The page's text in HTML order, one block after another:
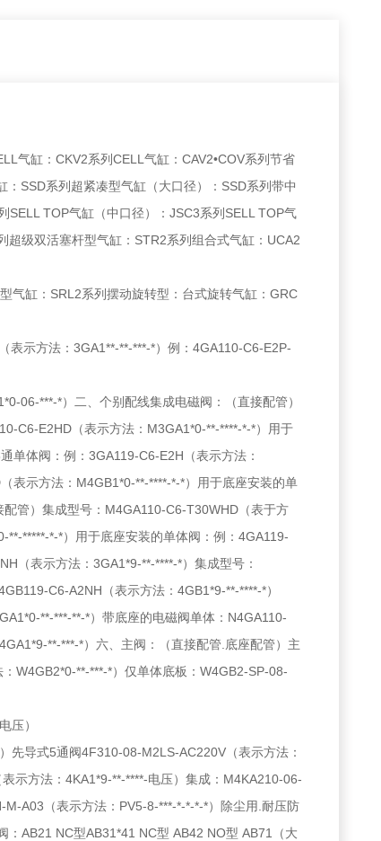
气缸：CKV2系列CELL气缸：CAV2•COV系列节省
SSD系列超紧凑型气缸（大口径）：SSD系列带中
SELL TOP气缸（中口径）：JSC3系列SELL TOP气
超级双活塞杆型气缸：STR2系列组合式气缸：UCA2
气缸：SRL2系列摆动旋转型：台式旋转气缸：GRC
示方法：3GA1**-**-***-*）例：4GA110-C6-E2P-
06-***-*）二、个别配线集成电磁阀：（直接配管）
C6-E2HD（表示方法：M3GA1*0-**-****-*-*）用于
单体阀：例：3GA119-C6-E2H（表示方法：
表示方法：M4GB1*0-**-****-*-*）用于底座安装的单
管）集成型号：M4GA110-C6-T30WHD（表于方
*****-*-*）用于底座安装的单体阀：例：4GA119-
（表示方法：3GA1*9-**-****-*）集成型号：
C6-A2NH（表示方法：4GB1*9-**-****-*）
**-***-**-*）带底座的电磁阀单体：N4GA110-
**-***-*）六、主阀：（直接配管.底座配管）主
W4GB2*0-**-***-*）仅单体底板：W4GB2-SP-08-
压）
先导式5通阀4F310-08-M2LS-AC220V（表示方法：
示方法：4KA1*9-**-****-电压）集成：M4KA210-06-
A03（表示方法：PV5-8-***-*-*-*-*）除尘用.耐压防
AB21 NC型AB31*41 NC型 AB42 NO型 AB71（大